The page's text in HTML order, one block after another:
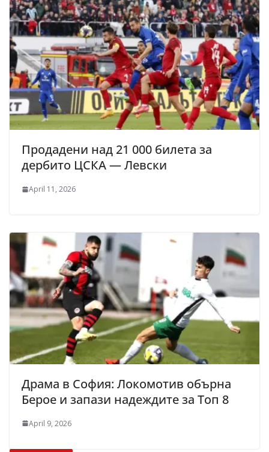
Продадени над 21 000 билета за
дербито ЦСКА — Левски
April 11, 2026
Драма в София: Локомотив обърна
Берое и запази надеждите за Топ 8
April 9, 2026